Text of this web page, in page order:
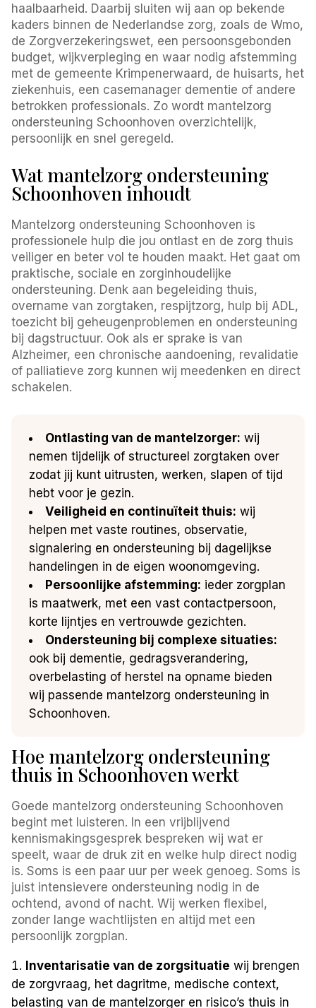
haalbaarheid. Daarbij sluiten wij aan op bekende
kaders binnen de Nederlandse zorg, zoals de Wmo,
de Zorgverzekeringswet, een persoonsgebonden
budget, wijkverpleging en waar nodig afstemming
met de gemeente Krimpenerwaard, de huisarts, het
ziekenhuis, een casemanager dementie of andere
betrokken professionals. Zo wordt mantelzorg
ondersteuning Schoonhoven overzichtelijk,
persoonlijk en snel geregeld.
Wat mantelzorg ondersteuning
Schoonhoven inhoudt
Mantelzorg ondersteuning Schoonhoven is
professionele hulp die jou ontlast en de zorg thuis
veiliger en beter vol te houden maakt. Het gaat om
praktische, sociale en zorginhoudelijke
ondersteuning. Denk aan begeleiding thuis,
overname van zorgtaken, respijtzorg, hulp bij ADL,
toezicht bij geheugenproblemen en ondersteuning
bij dagstructuur. Ook als er sprake is van
Alzheimer, een chronische aandoening, revalidatie
of palliatieve zorg kunnen wij meedenken en direct
schakelen.
Ontlasting van de mantelzorger: wij
nemen tijdelijk of structureel zorgtaken over
zodat jij kunt uitrusten, werken, slapen of tijd
hebt voor je gezin.
Veiligheid en continuïteit thuis: wij
helpen met vaste routines, observatie,
signalering en ondersteuning bij dagelijkse
handelingen in de eigen woonomgeving.
Persoonlijke afstemming: ieder zorgplan
is maatwerk, met een vast contactpersoon,
korte lijntjes en vertrouwde gezichten.
Ondersteuning bij complexe situaties:
ook bij dementie, gedragsverandering,
overbelasting of herstel na opname bieden
wij passende mantelzorg ondersteuning in
Schoonhoven.
Hoe mantelzorg ondersteuning
thuis in Schoonhoven werkt
Goede mantelzorg ondersteuning Schoonhoven
begint met luisteren. In een vrijblijvend
kennismakingsgesprek bespreken wij wat er
speelt, waar de druk zit en welke hulp direct nodig
is. Soms is een paar uur per week genoeg. Soms is
juist intensievere ondersteuning nodig in de
ochtend, avond of nacht. Wij werken flexibel,
zonder lange wachtlijsten en altijd met een
persoonlijk zorgplan.
Inventarisatie van de zorgsituatie wij brengen
de zorgvraag, het dagritme, medische context,
belasting van de mantelzorger en risico’s thuis in